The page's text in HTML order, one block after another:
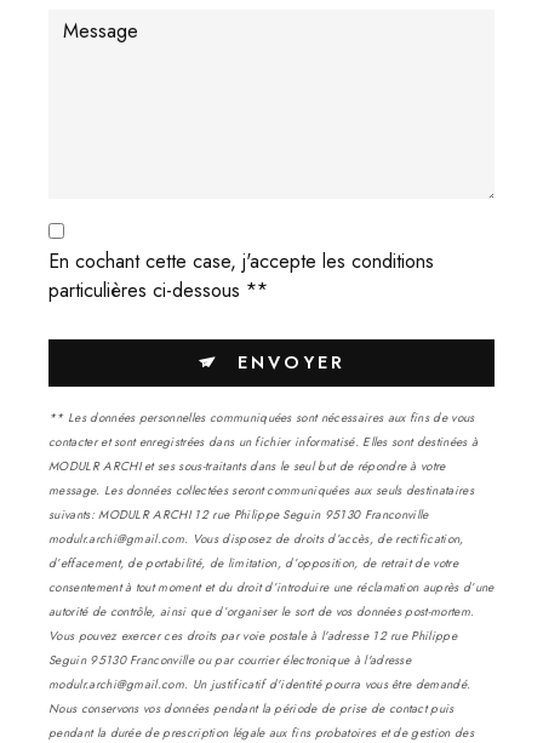
En cochant cette case, j'accepte les conditions
particulières ci-dessous **
ENVOYER
** Les données personnelles communiquées sont nécessaires aux fins de vous
contacter et sont enregistrées dans un fichier informatisé. Elles sont destinées à
MODULR ARCHI et ses sous-traitants dans le seul but de répondre à votre
message. Les données collectées seront communiquées aux seuls destinataires
suivants: MODULR ARCHI 12 rue Philippe Seguin 95130 Franconville
modulr.archi@gmail.com. Vous disposez de droits d’accès, de rectification,
d’effacement, de portabilité, de limitation, d’opposition, de retrait de votre
consentement à tout moment et du droit d’introduire une réclamation auprès d’une
autorité de contrôle, ainsi que d’organiser le sort de vos données post-mortem.
Vous pouvez exercer ces droits par voie postale à l'adresse 12 rue Philippe
Seguin 95130 Franconville ou par courrier électronique à l'adresse
modulr.archi@gmail.com. Un justificatif d'identité pourra vous être demandé.
Nous conservons vos données pendant la période de prise de contact puis
pendant la durée de prescription légale aux fins probatoires et de gestion des